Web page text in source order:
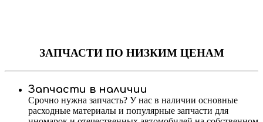
ЗАПЧАСТИПО НИЗКИМ ЦЕНАМ
Запчасти в наличии
Срочно нужна запчасть? У нас в наличии основные
расходные материалы и популярные запчасти для